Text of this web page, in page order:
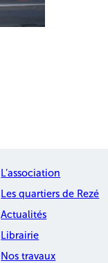
L’association
Les quartiers de Rezé
Actualités
Librairie
Nos travaux